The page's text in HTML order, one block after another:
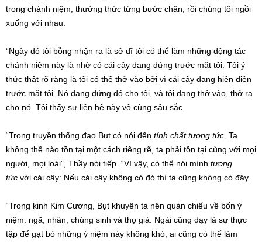
trong chánh niệm, thưởng thức từng bước chân; rồi chúng tôi ngồi
xuống với nhau.
“Ngày đó tôi bỗng nhận ra là sở dĩ tôi có thể làm những động tác
chánh niệm này là nhờ có cái cây đang đứng trước mặt tôi. Tôi ý
thức thật rõ ràng là tôi có thể thở vào bởi vì cái cây đang hiện diện
trước mặt tôi. Nó đang đứng đó cho tôi, và tôi đang thở vào, thở ra
cho nó. Tôi thấy sự liên hệ này vô cùng sâu sắc.
“Trong truyền thống đạo Bụt có nói đến tính chất tương tức . Ta
không thể nào tồn tại một cách riêng rẽ, ta phải tồn tại cùng với mọi
người, mọi loài”, Thầy nói tiếp. “Vì vậy, có thể nói mình tương
tức với cái cây: Nếu cái cây không có đó thì ta cũng không có đây.
“Trong kinh Kim Cương, Bụt khuyên ta nên quán chiếu về bốn ý
niệm: ngã, nhân, chúng sinh và thọ giả. Ngài cũng dạy là sự thực
tập để gạt bỏ những ý niệm này không khó, ai cũng có thể làm